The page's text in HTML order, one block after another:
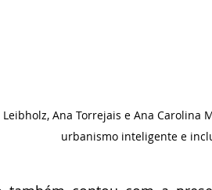
Leibholz, Ana Torrejais e Ana
urbanismo inteligente e